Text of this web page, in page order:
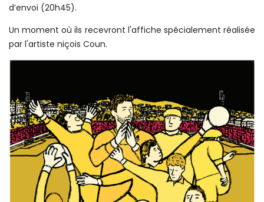
d’envoi (20h45).
Un moment où ils recevront l'affiche spécialement réalisée
par l'artiste niçois Coun.